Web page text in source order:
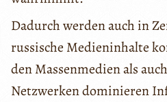
Dadurch werden auch in
russische Medieninhalte
den Massenmedien als
Netzwerken dominieren